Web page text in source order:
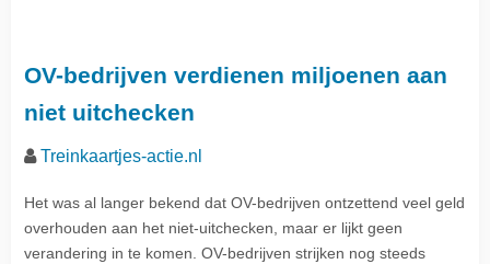
OV-bedrijven verdienen miljoenen aan
niet uitchecken
Treinkaartjes-actie.nl
Het was al langer bekend dat OV-bedrijven ontzettend veel geld
overhouden aan het niet-uitchecken, maar er lijkt geen
verandering in te komen. OV-bedrijven strijken nog steeds